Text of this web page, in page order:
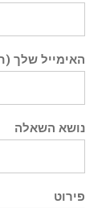
האימייל שלך
נושא השאלה
פירוט